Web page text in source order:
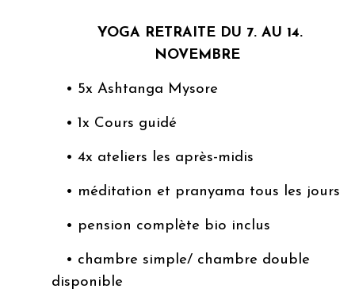
YOGA RETRAITE DU 7. AU 14.
NOVEMBRE
• 5x Ashtanga Mysore
• 1x Cours guidé
• 4x ateliers les après-midis
• méditation et pranyama tous les jours
• pension complète bio inclus
• chambre simple/ chambre double
disponible